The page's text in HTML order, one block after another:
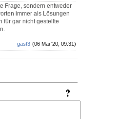
Frage, sondern entweder
immer als Lösungen
für gar nicht gestellte
(06 Mai '20, 09:31)
gast3